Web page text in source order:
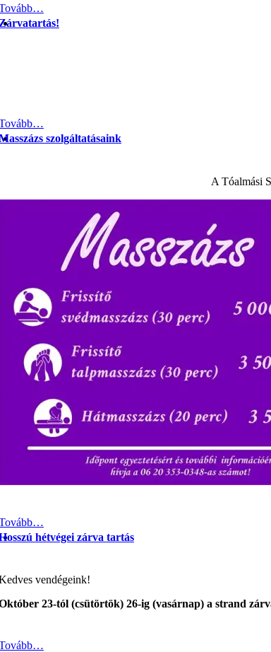
szolgáltatásaink
A Tóalmási
hétvégei zárva tartás
vendégeink!
23-tól (csütörtök) 26-ig (vasárnap) a strand